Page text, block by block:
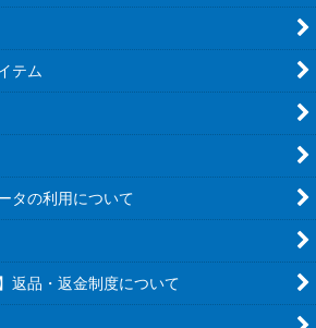
テム
タの利用について
返品・返金制度について